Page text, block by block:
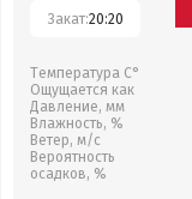
Закат:20:20
Температура С°
Ощущается как
Давление, мм
Влажность, %
Ветер, м/с
Вероятность
осадков, %